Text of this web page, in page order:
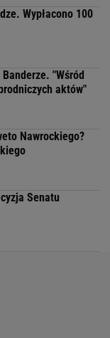
Wypłacono 100
"Wśród
aktów"
Nawrockiego?
Senatu